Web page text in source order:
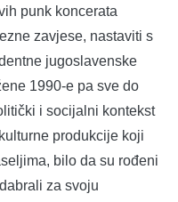
punk koncerata
zavjese, nastaviti s
jugoslavenske
1990-e pa sve do
i socijalni kontekst
produkcije koji
bilo da su rođeni
za svoju